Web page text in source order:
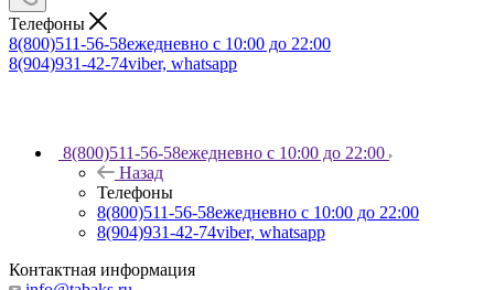
Телефоны
8(800)511-56-58ежедневно с 10:00 до 22:00
8(904)931-42-74viber, whatsapp
8(800)511-56-58ежедневно с 10:00 до 22:00
Назад
Телефоны
8(800)511-56-58ежедневно с 10:00 до 22:00
8(904)931-42-74viber, whatsapp
Контактная информация